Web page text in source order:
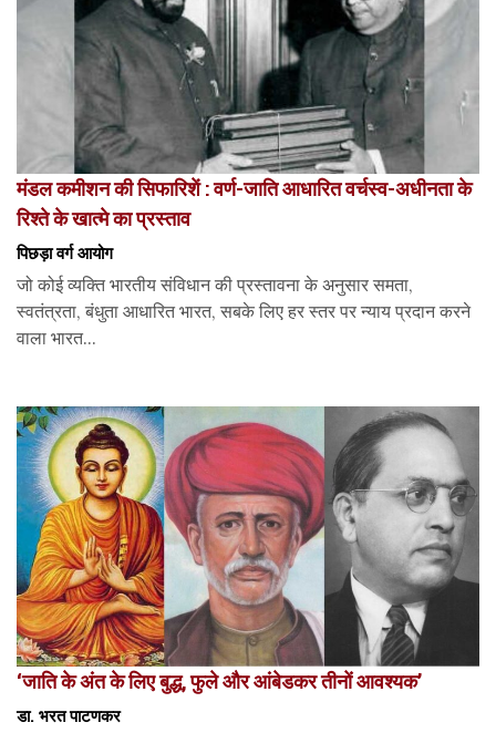
मंडल कमीशन की सिफारिशें : वर्ण-जाति आधारित वर्चस्व-अधीनता के
रिश्ते के खात्मे का प्रस्ताव
पिछड़ा वर्ग आयोग
जो कोई व्यक्ति भारतीय संविधान की प्रस्तावना के अनुसार समता,
स्वतंत्रता, बंधुता आधारित भारत, सबके लिए हर स्तर पर न्याय प्रदान करने
वाला भारत...
‘जाति के अंत के लिए बुद्ध, फुले और आंबेडकर तीनों आवश्यक’
डा. भरत पाटणकर